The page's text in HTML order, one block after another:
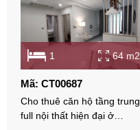
1 64 m2
Mã: CT00687
Cho thuê căn hộ tầng trung
full nội thất hiện đại ở